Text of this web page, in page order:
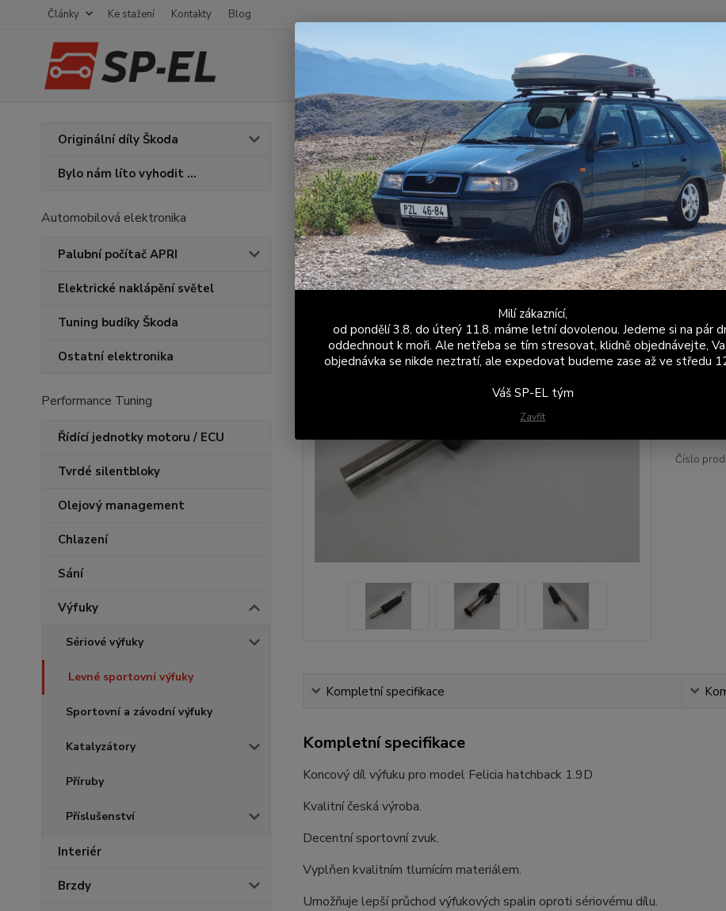
Články Ke stažení Kontakty Blog
Hledat
Nevíte
+420
Po - Pá
Originální díly Škoda
Bylo nám líto vyhodit ...
Automobilová elektronika
Palubní počítač APRI
Elektrické naklápění světel
Tuning budíky Škoda
Ostatní elektronika
Performance Tuning
Řídící jednotky motoru / ECU
Tvrdé silentbloky
Olejový management
Chlazení
Sání
Výfuky
Sériové výfuky
Levné sportovní výfuky
Sportovní a závodní výfuky
Katalyzátory
Příruby
Příslušenství
Interiér
Brzdy
Úvod Výfuky Levné sportovní výfuky Průchozí koncový díl výfuku Felicia 1.9D
Průchozí koncový díl výfuku Felicia
Novinka
výroba.
Číslo
Kompletní specifikace
Kompletní specifikace
Koncový díl výfuku pro model Felicia hatchback 1.9D
Kvalitní česká výroba.
Decentní sportovní zvuk.
Vyplňen kvalitním tlumícím materiálem.
Umožňuje lepší průchod výfukových spalin oproti sériovému dílu.
Milí zákaznící,
od pondělí 3.8. do úterý 11.8. máme letní dovolenou. Jedeme si na pár
oddechnout k moři. Ale netřeba se tím stresovat, klidně objednávejte,
objednávka se nikde neztratí, ale expedovat budeme zase až ve středu
Váš SP-EL tým
Zavřít